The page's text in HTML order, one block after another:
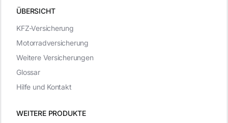
ÜBERSICHT
WEITERE PRODUKTE
KFZ-Versicherung
Motorradversicherung
Weitere Versicherungen
Glossar
Hilfe und Kontakt